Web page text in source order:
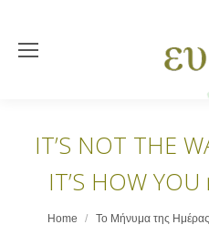
IT’S NOT THE
IT’S HOW
You are here:
Home Το Μήνυμα της Ημέρας